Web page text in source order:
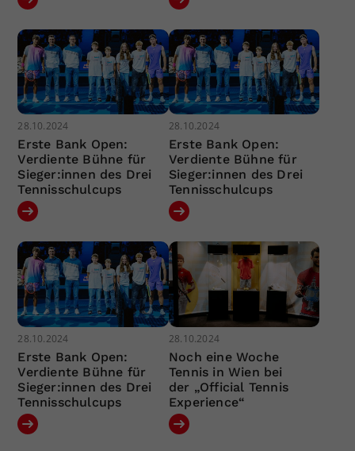
28.10.2024
Erste Bank Open:
Verdiente Bühne für
Sieger:innen des Drei
Tennisschulcups
28.10.2024
Erste Bank Open:
Verdiente Bühne für
Sieger:innen des Drei
Tennisschulcups
28.10.2024
Erste Bank Open:
Verdiente Bühne für
Sieger:innen des Drei
Tennisschulcups
28.10.2024
Noch eine Woche
Tennis in Wien bei
der „Official Tennis
Experience“